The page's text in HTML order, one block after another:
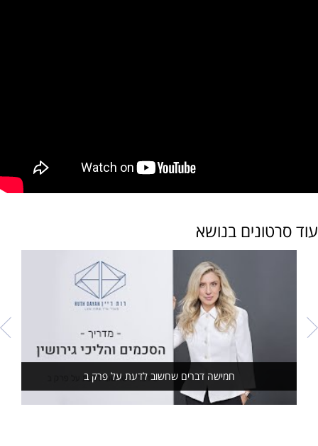
עוד סרטונים בנושא
חמישה דברים שחשוב לדעת על פרק ב